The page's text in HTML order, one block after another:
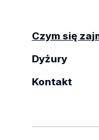
Czym się
Dyżury
Kontakt